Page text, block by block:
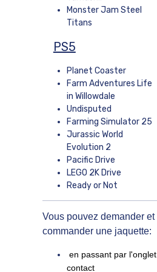
Monster Jam Steel
Titans
PS5
Planet Coaster
Farm Adventures Life
in Willowdale
Undisputed
Farming Simulator 25
Jurassic World
Evolution 2
Pacific Drive
LEGO 2K Drive
Ready or Not
Vous pouvez demander et
commander une jaquette:
en passant par l'onglet
contact